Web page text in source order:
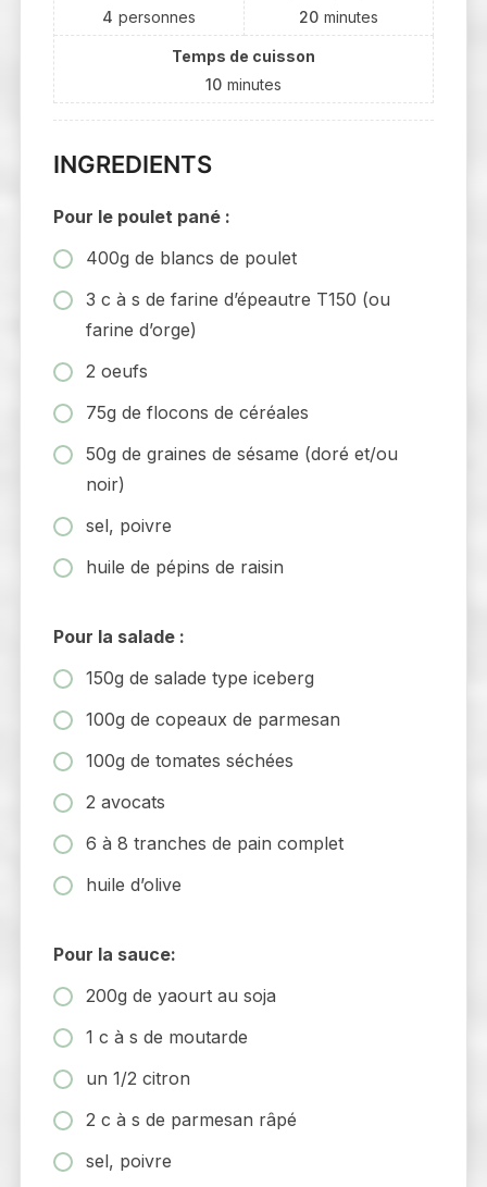
4 personnes
20 minutes
Temps de cuisson
10 minutes
INGREDIENTS
Pour le poulet pané :
400g de blancs de poulet
3 c à s de farine d’épeautre T150 (ou
farine d’orge)
2 oeufs
75g de flocons de céréales
50g de graines de sésame (doré et/ou
noir)
sel, poivre
huile de pépins de raisin
Pour la salade :
150g de salade type iceberg
100g de copeaux de parmesan
100g de tomates séchées
2 avocats
6 à 8 tranches de pain complet
huile d’olive
Pour la sauce:
200g de yaourt au soja
1 c à s de moutarde
un 1/2 citron
2 c à s de parmesan râpé
sel, poivre